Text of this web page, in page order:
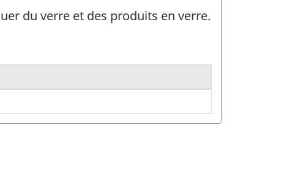
du verre et des produits en verre.